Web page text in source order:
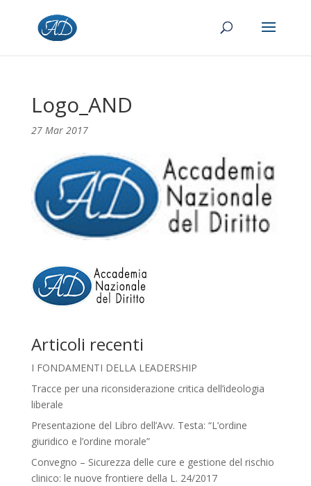
Logo_AND
27 Mar 2017
Articoli recenti
I FONDAMENTI DELLA LEADERSHIP
Tracce per una riconsiderazione critica dell’ideologia
liberale
Presentazione del Libro dell’Avv. Testa: “L’ordine
giuridico e l’ordine morale”
Convegno – Sicurezza delle cure e gestione del rischio
clinico: le nuove frontiere della L. 24/2017